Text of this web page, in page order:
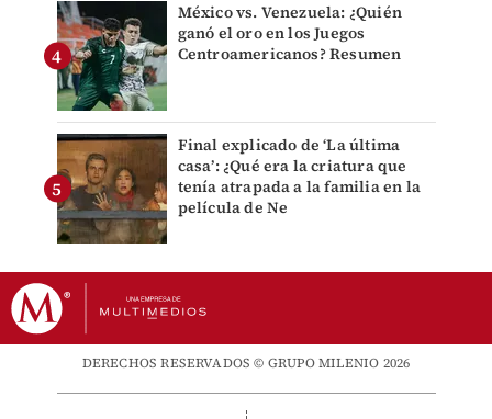
México vs. Venezuela: ¿Quién
ganó el oro en los Juegos
Centroamericanos? Resumen
Final explicado de ‘La última
casa’: ¿Qué era la criatura que
tenía atrapada a la familia en la
película de Ne
DERECHOS RESERVADOS © GRUPO MILENIO 2026